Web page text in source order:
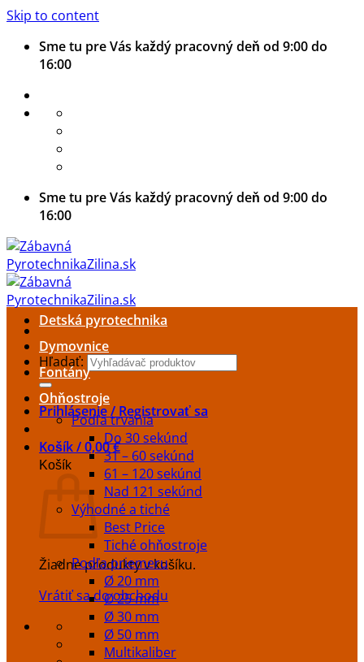
Skip to content
Sme tu pre Vás každý pracovný deň od 9:00 do
16:00
Sme tu pre Vás každý pracovný deň od 9:00 do
16:00
Hľadať:
Prihlásenie / Registrovať sa
Košík /0,00€
Košík
Žiadne produkty v košíku.
Vrátiť sa do obchodu
Detská pyrotechnika
Dymovnice
Fontány
Ohňostroje
Podľa trvania
Do 30 sekúnd
31 – 60 sekúnd
61 – 120 sekúnd
Nad 121 sekúnd
Výhodné a tiché
Best Price
Tiché ohňostroje
Podľa priemeru
Ø 20 mm
Ø 25 mm
Ø 30 mm
Ø 50 mm
Multikaliber